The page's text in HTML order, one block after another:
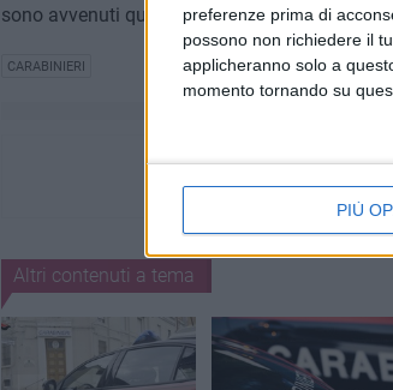
preferenze prima di
possono non richiedere il
applicheranno solo a
momento tornando su
PIÙ
sono avvenuti quasi tutti in Puglia.
CARABINIERI
Altri contenuti a tema